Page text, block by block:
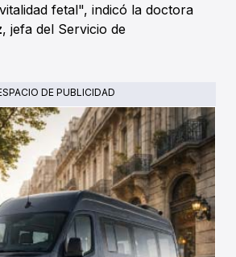
fetal", indicó la doctora
, jefa del Servicio de
DE PUBLICIDAD